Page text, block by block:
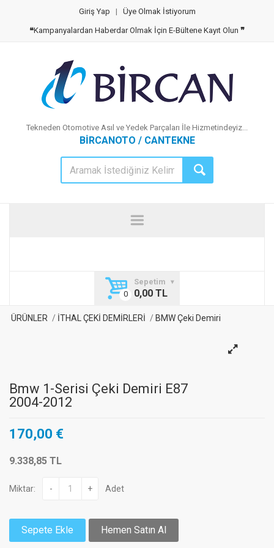
Giriş Yap | Üye Olmak İstiyorum
❝Kampanyalardan Haberdar Olmak İçin E-Bültene Kayıt Olun ❞
Tekneden Otomotive Asıl ve Yedek Parçaları İle Hizmetindeyiz...
BİRCANOTO / CANTEKNE
Sepetim
0,00 TL
ÜRÜNLER İTHAL ÇEKİ DEMİRLERİ BMW Çeki Demiri
Bmw 1-Serisi Çeki Demiri E87
2004-2012
170,00 €
9.338,85 TL
Miktar: - + Adet
Sepete Ekle Hemen Satın Al